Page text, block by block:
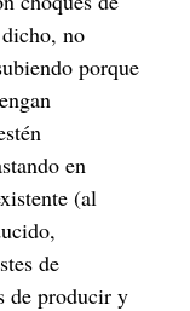
no
porque
en
(al
de
de producir y